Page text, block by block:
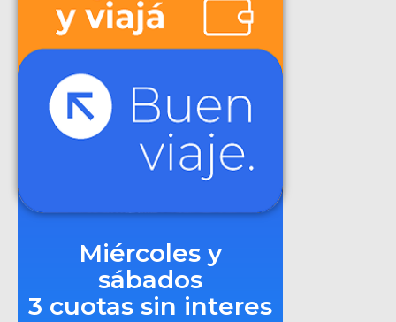
Miércoles y
sábados
3 cuotas sin interes